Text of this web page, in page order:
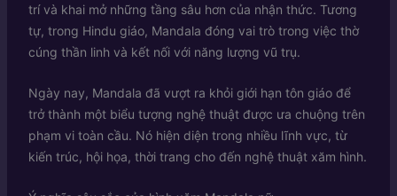
trí và khai mở những tầng sâu hơn của nhận thức. Tương
tự, trong Hindu giáo, Mandala đóng vai trò trong việc thờ
cúng thần linh và kết nối với năng lượng vũ trụ.
Ngày nay, Mandala đã vượt ra khỏi giới hạn tôn giáo để
trở thành một biểu tượng nghệ thuật được ưa chuộng trên
phạm vi toàn cầu. Nó hiện diện trong nhiều lĩnh vực, từ
kiến trúc, hội họa, thời trang cho đến nghệ thuật xăm hình.